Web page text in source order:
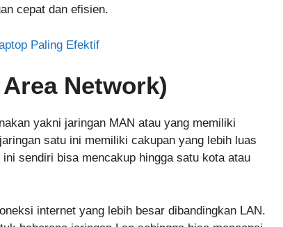
cepat dan efisien.
Paling Efektif
Network)
yakni jaringan MAN atau yang memiliki
satu ini memiliki cakupan yang lebih luas
sendiri bisa mencakup hingga satu kota atau
internet yang lebih besar dibandingkan LAN.